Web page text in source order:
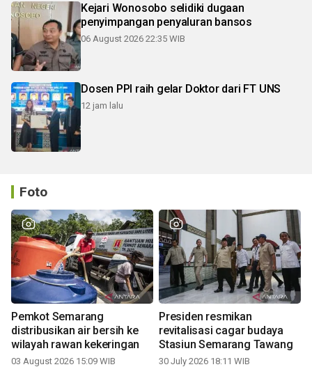
Kejari Wonosobo selidiki dugaan
penyimpangan penyaluran bansos
06 August 2026 22:35 WIB
Dosen PPI raih gelar Doktor dari FT UNS
12 jam lalu
Foto
Pemkot Semarang
distribusikan air bersih ke
wilayah rawan kekeringan
03 August 2026 15:09 WIB
Presiden resmikan
revitalisasi cagar budaya
Stasiun Semarang Tawang
30 July 2026 18:11 WIB